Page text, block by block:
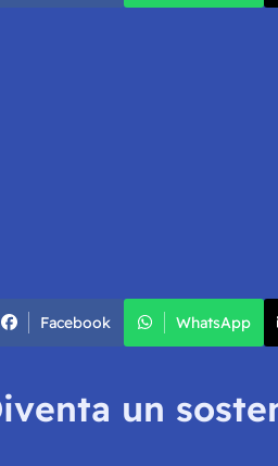
Facebook WhatsApp
un